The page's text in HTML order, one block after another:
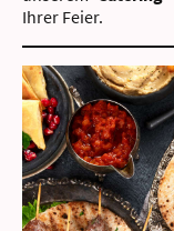
Ihrer Feier.